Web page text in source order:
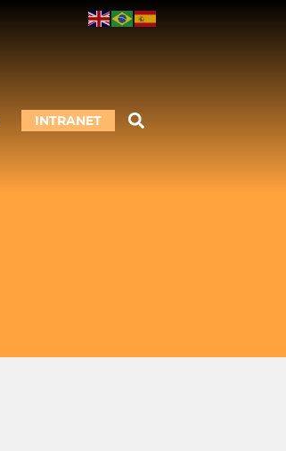
INTRANET